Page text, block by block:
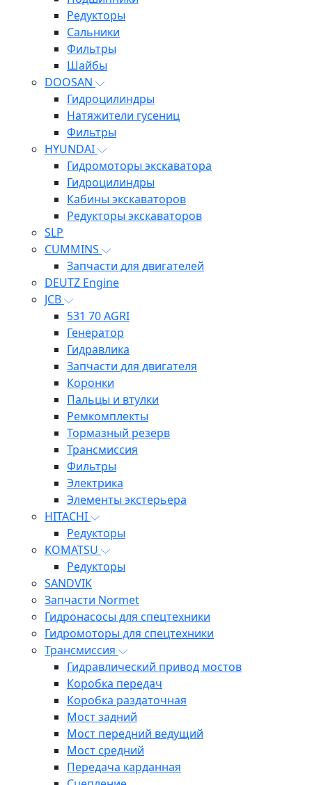
Редукторы
Сальники
Фильтры
Шайбы
DOOSAN
Гидроцилиндры
Натяжители гусениц
Фильтры
HYUNDAI
Гидромоторы экскаватора
Гидроцилиндры
Кабины экскаваторов
Редукторы экскаваторов
SLP
CUMMINS
Запчасти для двигателей
DEUTZ Engine
JCB
531 70 AGRI
Генератор
Гидравлика
Запчасти для двигателя
Коронки
Пальцы и втулки
Ремкомплекты
Тормазный резерв
Трансмиссия
Фильтры
Электрика
Элементы экстерьера
HITACHI
Редукторы
KOMATSU
Редукторы
SANDVIK
Запчасти Normet
Гидронасосы для спецтехники
Гидромоторы для спецтехники
Трансмиссия
Гидравлический привод мостов
Коробка передач
Коробка раздаточная
Мост задний
Мост передний ведущий
Мост средний
Передача карданная